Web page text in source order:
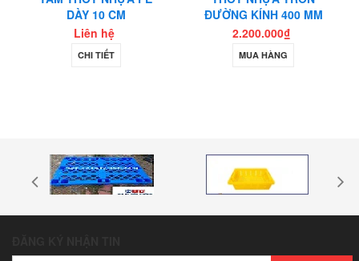
DÀY 10 CM
Liên hệ
CHI TIẾT
ĐƯỜNG KÍNH 400 MM
2.200.000₫
MUA HÀNG